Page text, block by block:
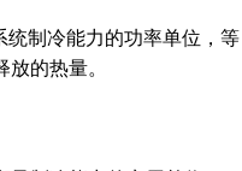
制冷能力的功率单位，等
的热量。